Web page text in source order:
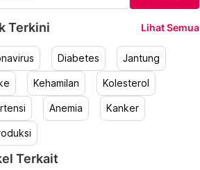
Terkini Lihat Semua
Diabetes Jantung
Kehamilan Kolesterol
Anemia Kanker
Terkait